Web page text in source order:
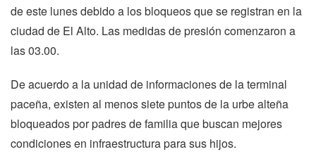
de este lunes debido a los bloqueos que se registran en la
ciudad de El Alto. Las medidas de presión comenzaron a
las 03.00.
De acuerdo a la unidad de informaciones de la terminal
paceña, existen al menos siete puntos de la urbe alteña
bloqueados por padres de familia que buscan mejores
condiciones en infraestructura para sus hijos.